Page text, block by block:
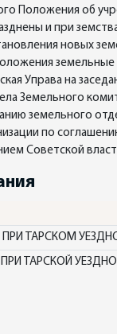
Положения об
и при
новых
Управа на
Земельного
земельного
по
Советской
ПРИ ТАРСКОМ
ТАРСКОЙ